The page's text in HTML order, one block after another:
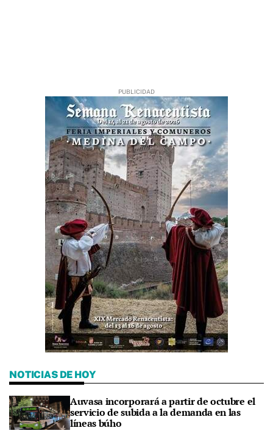
NOTICIAS DE HOY
Auvasa incorporará a partir de octubre el
servicio de subida a la demanda en las
líneas búho